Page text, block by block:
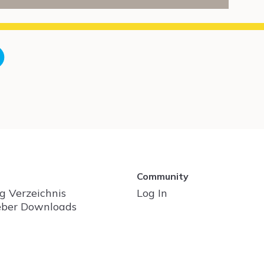
Verzeichnis
Downloads
Community
Log In